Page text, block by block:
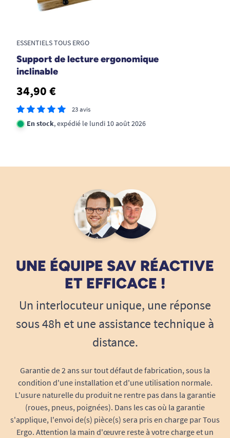
A. Anonymous
1
ESSENTIELS TOUS ERGO
Support de lecture ergonomique
inclinable
34,90 €
23 avis
En stock, expédié le lundi 10 août 2026
UNE ÉQUIPE SAV RÉACTIVE
ET EFFICACE !
Un interlocuteur unique, une réponse
sous 48h et une assistance technique à
distance.
Garantie de 2 ans sur tout défaut de fabrication, sous la
condition d'une installation et d'une utilisation normale.
L'usure naturelle du produit ne rentre pas dans la garantie
(roues, pneus, poignées). Dans les cas où la garantie
s'applique, l'envoi de(s) pièce(s) sera pris en charge par Tous
Ergo. Attention la main d'œuvre reste à votre charge et un